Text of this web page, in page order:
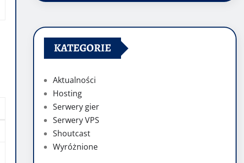
KATEGORIE
Aktualności
Hosting
Serwery gier
Serwery VPS
Shoutcast
Wyróżnione